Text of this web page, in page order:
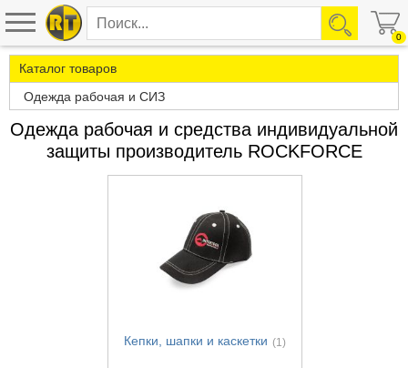
0
Каталог товаров
Одежда рабочая и СИЗ
Одежда рабочая и средства индивидуальной
защиты производитель ROCKFORCE
Кепки, шапки и каскетки (1)